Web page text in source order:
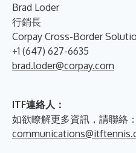
Brad Loder
行銷長
Corpay Cross-Border
+1 (647) 627-6635
brad.loder@corpay.com
ITF連絡人：
如欲瞭解更多資訊，請聯絡：